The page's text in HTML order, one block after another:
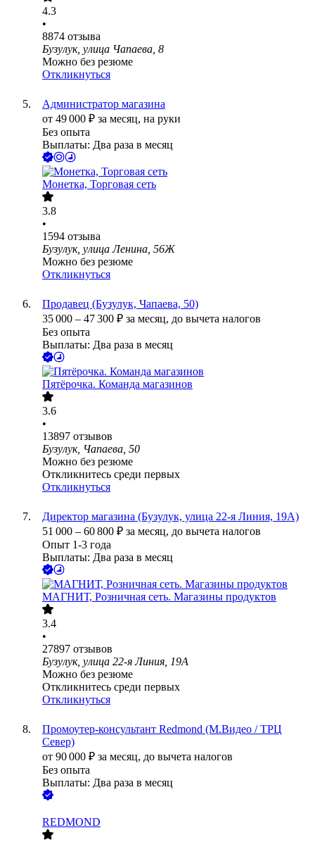
4.3
•
8874 отзыва
Бузулук, улица Чапаева, 8
Можно без резюме
Откликнуться
Администратор магазина
от 49 000 ₽ за месяц, на руки
Без опыта
Выплаты: Два раза в месяц
Монетка, Торговая сеть
3.8
•
1594 отзыва
Бузулук, улица Ленина, 56Ж
Можно без резюме
Откликнуться
Продавец (Бузулук, Чапаева, 50)
35 000 – 47 300 ₽ за месяц, до вычета налогов
Без опыта
Выплаты: Два раза в месяц
Пятёрочка. Команда магазинов
3.6
•
13897 отзывов
Бузулук, Чапаева, 50
Можно без резюме
Откликнитесь среди первых
Откликнуться
Директор магазина (Бузулук, улица 22-я Линия, 19А)
51 000 – 60 800 ₽ за месяц, до вычета налогов
Опыт 1-3 года
Выплаты: Два раза в месяц
МАГНИТ, Розничная сеть. Магазины продуктов
3.4
•
27897 отзывов
Бузулук, улица 22-я Линия, 19А
Можно без резюме
Откликнитесь среди первых
Откликнуться
Промоутер-консультант Redmond (М.Видео / ТРЦ
Север)
от 90 000 ₽ за месяц, до вычета налогов
Без опыта
Выплаты: Два раза в месяц
REDMOND